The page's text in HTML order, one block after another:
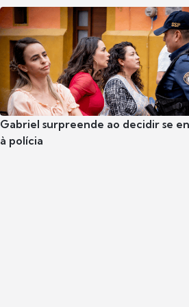
Gabriel surpreende ao decidir se
à polícia